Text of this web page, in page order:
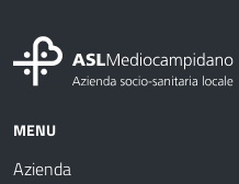
MENU
Azienda